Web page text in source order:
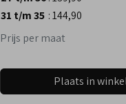
Prijs per maat
31 t/m 35 :144,90
Plaats in